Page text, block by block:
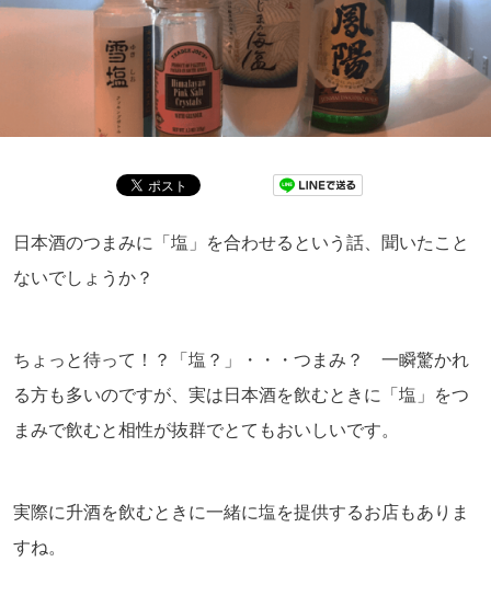
日本酒のつまみに「塩」を合わせるという話、聞いたこと
ないでしょうか？
ちょっと待って！？「塩？」・・・つまみ？ 一瞬驚かれ
る方も多いのですが、実は日本酒を飲むときに「塩」をつ
まみで飲むと相性が抜群でとてもおいしいです。
実際に升酒を飲むときに一緒に塩を提供するお店もありま
すね。